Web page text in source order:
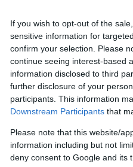
If you wish to opt-out of the
sensitive information for
confirm your selection. Please
continue seeing interest-based
information disclosed to third
further disclosure of your
participants. This information
Downstream Participants that
Please note that this website/
information including but not
deny consent to Google and its
Ήταν ο πρώτος
Χριστιανισμού
Γιορτή σήμερα 17
μοναχισμού» - Ο βίος και
Νεκρός ο
γραμμές του
«Άγιος
18.11.2023, 17:15 27